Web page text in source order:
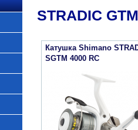
STRADIC
Катушка Shimano
SGTM 4000 RC